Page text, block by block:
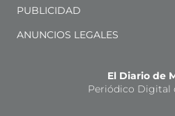
PUBLICIDAD
ANUNCIOS LEGALES
El Diario de
Periódico Digital